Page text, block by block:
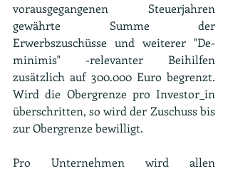
vorausgegangenen Steuerjahren
gewährte Summe der
Erwerbszuschüsse und weiterer "De-
minimis" -relevanter Beihilfen
zusätzlich auf 300.000 Euro begrenzt.
Wird die Obergrenze pro Investor_in
überschritten, so wird der Zuschuss bis
zur Obergrenze bewilligt.
Pro Unternehmen wird allen